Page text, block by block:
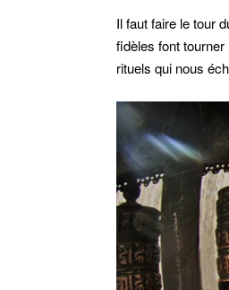
Il faut faire le tour
fidèles font
rituels qui nous